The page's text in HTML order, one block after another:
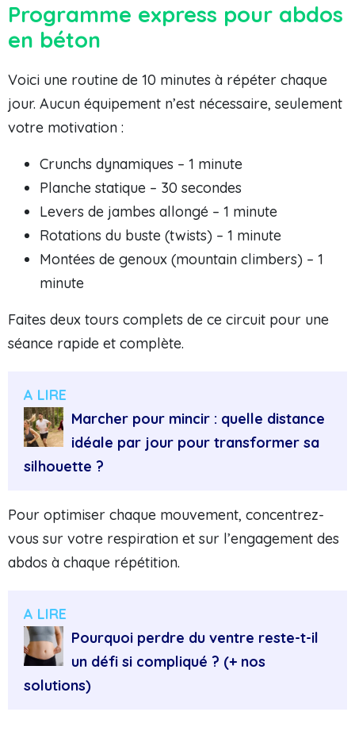
Programme express pour abdos
en béton
Voici une routine de 10 minutes à répéter chaque
jour. Aucun équipement n’est nécessaire, seulement
votre motivation :
Crunchs dynamiques – 1 minute
Planche statique – 30 secondes
Levers de jambes allongé – 1 minute
Rotations du buste (twists) – 1 minute
Montées de genoux (mountain climbers) – 1
minute
Faites deux tours complets de ce circuit pour une
séance rapide et complète.
A LIRE
Marcher pour mincir : quelle distance
idéale par jour pour transformer sa
silhouette ?
Pour optimiser chaque mouvement, concentrez-
vous sur votre respiration et sur l’engagement des
abdos à chaque répétition.
A LIRE
Pourquoi perdre du ventre reste-t-il
un défi si compliqué ? (+ nos
solutions)